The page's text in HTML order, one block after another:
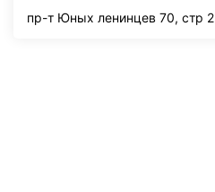
пр-т Юных ленинцев 70, стр 2